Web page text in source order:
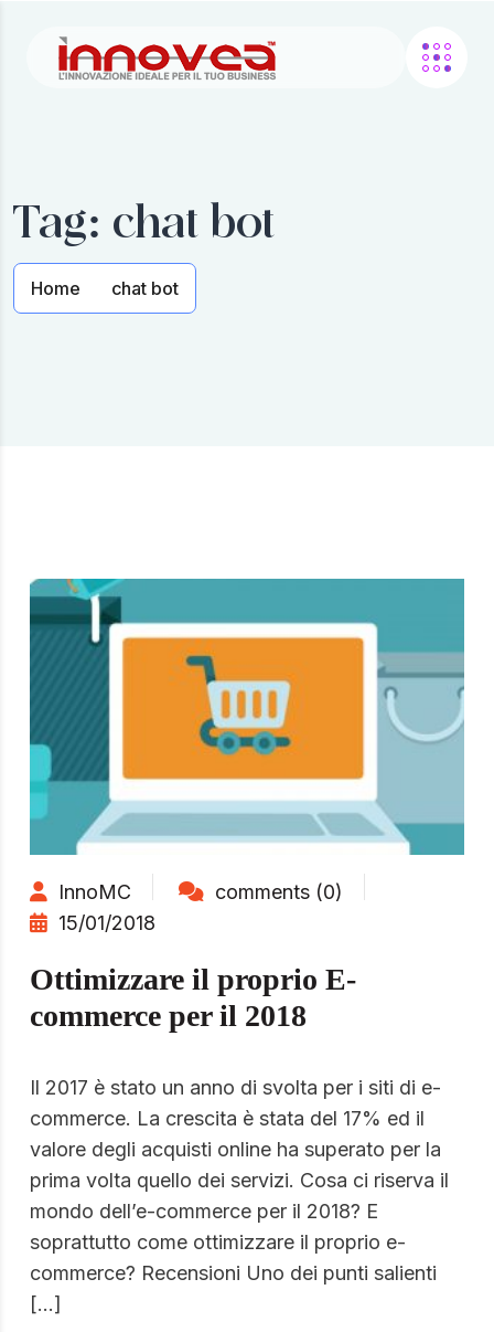
Tag: chat bot
Home chat bot
InnoMC
comments (0)
15/01/2018
Ottimizzare il proprio E-
commerce per il 2018
Il 2017 è stato un anno di svolta per i siti di e-
commerce. La crescita è stata del 17% ed il
valore degli acquisti online ha superato per la
prima volta quello dei servizi. Cosa ci riserva il
mondo dell’e-commerce per il 2018? E
soprattutto come ottimizzare il proprio e-
commerce? Recensioni Uno dei punti salienti
[…]